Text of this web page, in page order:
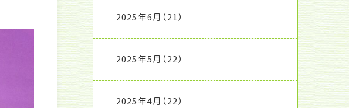
2025年6月 （21）
2025年5月 （22）
2025年4月 （22）